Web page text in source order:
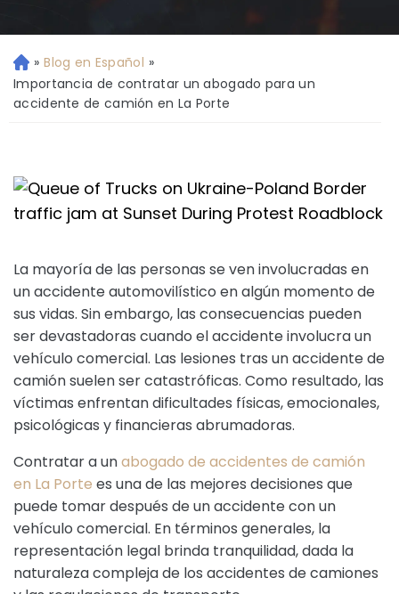
Ini
ci
o
» Blog en Español »
Importancia de contratar un abogado para un
accidente de camión en La Porte
La mayoría de las personas se ven involucradas en
un accidente automovilístico en algún momento de
sus vidas. Sin embargo, las consecuencias pueden
ser devastadoras cuando el accidente involucra un
vehículo comercial. Las lesiones tras un accidente de
camión suelen ser catastróficas. Como resultado, las
víctimas enfrentan dificultades físicas, emocionales,
psicológicas y financieras abrumadoras.
Contratar a unabogado de accidentes de camión
en La Porte es una de las mejores decisiones que
puede tomar después de un accidente con un
vehículo comercial. En términos generales, la
representación legal brinda tranquilidad, dada la
naturaleza compleja de los accidentes de camiones